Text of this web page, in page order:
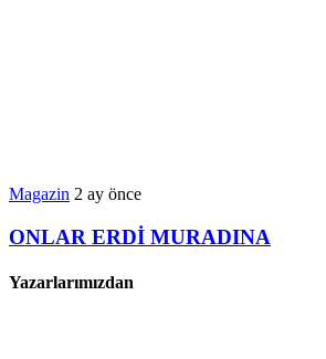
Magazin 2 ay önce
ONLAR ERDİ MURADINA
Yazarlarımızdan